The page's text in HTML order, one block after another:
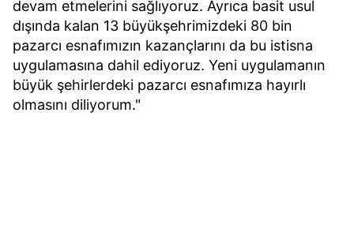
devam etmelerini sağlıyoruz. Ayrıca basit usul
dışında kalan 13 büyükşehrimizdeki 80 bin
pazarcı esnafımızın kazançlarını da bu istisna
uygulamasına dahil ediyoruz. Yeni uygulamanın
büyük şehirlerdeki pazarcı esnafımıza hayırlı
olmasını diliyorum."